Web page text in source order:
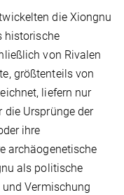
die Xiongnu
historische
von Rivalen
größtenteils von
liefern nur
Ursprünge der
ihre
archäogenetische
als politische
Vermischung